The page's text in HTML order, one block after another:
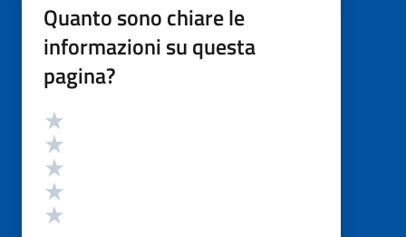
Quanto sono chiare le
informazioni su questa
pagina?
Valutazione